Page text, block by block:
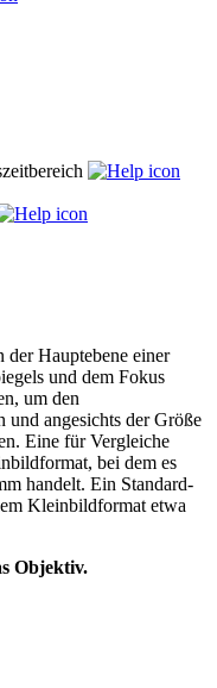
Hauptebene einer
und dem Fokus
um den
und angesichts der Größe
Eine für Vergleiche
bei dem es
handelt. Ein Standard-
Kleinbildformat etwa
Objektiv.